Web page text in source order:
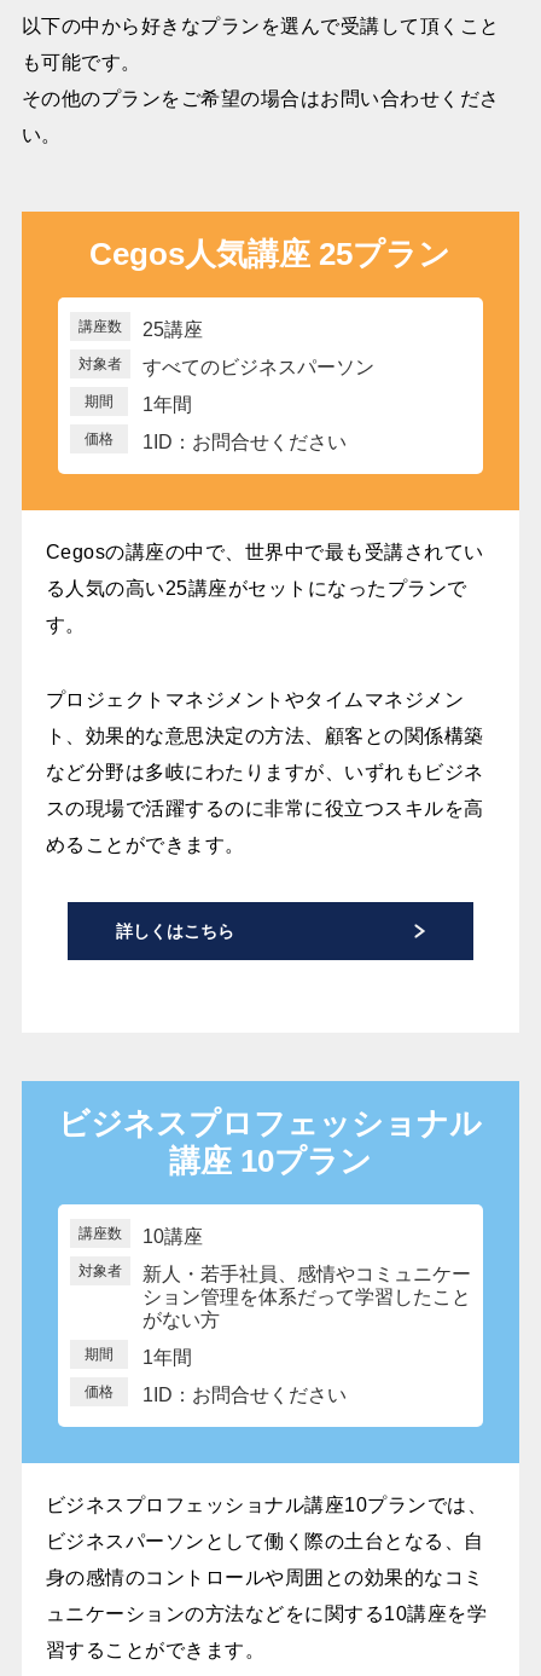
以下の中から好きなプランを選んで受講して頂くこと
も可能です。
その他のプランをご希望の場合はお問い合わせくださ
い。
Cegos人気講座 25プラン
講座数 25講座
対象者 すべてのビジネスパーソン
期間 1年間
価格 1ID：お問合せください
Cegosの講座の中で、世界中で最も受講されてい
る人気の高い25講座がセットになったプランで
す。
プロジェクトマネジメントやタイムマネジメン
ト、効果的な意思決定の方法、顧客との関係構築
など分野は多岐にわたりますが、いずれもビジネ
スの現場で活躍するのに非常に役立つスキルを高
めることができます。
詳しくはこちら
ビジネスプロフェッショナル
講座10プラン
講座数 10講座
対象者
新人・若手社員、感情やコミュニケー
ション管理を体系だって学習したこと
がない方
期間 1年間
価格 1ID：お問合せください
ビジネスプロフェッショナル講座10プランでは、
ビジネスパーソンとして働く際の土台となる、自
身の感情のコントロールや周囲との効果的なコミ
ュニケーションの方法などをに関する10講座を学
習することができます。